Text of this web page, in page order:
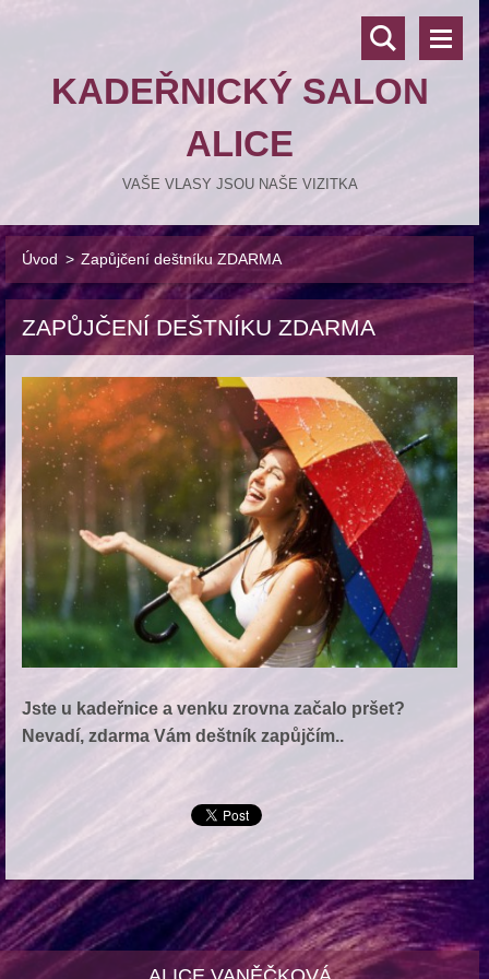
KADEŘNICKÝ SALON
ALICE
VAŠE VLASY JSOU NAŠE VIZITKA
Úvod > Zapůjčení deštníku ZDARMA
ZAPŮJČENÍ DEŠTNÍKU ZDARMA
Jste u kadeřnice a venku zrovna začalo pršet?
Nevadí, zdarma Vám deštník zapůjčím..